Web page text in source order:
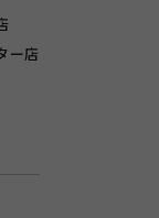
ー店